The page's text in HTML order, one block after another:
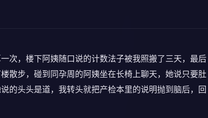
次，楼下阿姨随口说的计数法子被我照搬了三天，最后
散步，碰到同孕周的阿姨坐在长椅上聊天，她说只要肚
的头头是道，我转头就把产检本里的说明抛到脑后，回